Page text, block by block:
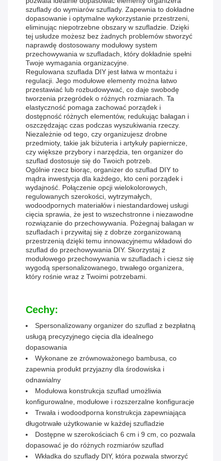
szuflady do wymiarów szuflady. Zapewnia to dokładne
dopasowanie i optymalne wykorzystanie przestrzeni,
eliminując niepotrzebne obszary w szufladzie. Dzięki
tej usłudze możesz bez żadnych problemów stworzyć
naprawdę dostosowany modułowy system
przechowywania w szufladach, który dokładnie spełni
Twoje wymagania organizacyjne.
Regulowana szuflada DIY jest łatwa w montażu i
regulacji. Jego modułowe elementy można łatwo
przestawiać lub rozbudowywać, co daje swobodę
tworzenia przegródek o różnych rozmiarach. Ta
elastyczność pomaga zachować porządek i
dostępność różnych elementów, redukując bałagan i
oszczędzając czas podczas wyszukiwania rzeczy.
Niezależnie od tego, czy organizujesz drobne
przedmioty, takie jak biżuteria i artykuły papiernicze,
czy większe przybory i narzędzia, ten organizer do
szuflad dostosuje się do Twoich potrzeb.
Ogólnie rzecz biorąc, organizer do szuflad DIY to
mądra inwestycja dla każdego, kto ceni porządek i
wydajność. Połączenie opcji wielokolorowych,
regulowanych szerokości, wytrzymałych,
wodoodpornych materiałów i niestandardowej usługi
cięcia sprawia, że ​​jest to wszechstronne i niezawodne
rozwiązanie do przechowywania. Pożegnaj bałagan w
szufladach i przywitaj się z dobrze zorganizowaną
przestrzenią dzięki temu innowacyjnemu wkładowi do
szuflad do przechowywania DIY. Skorzystaj z
modułowego przechowywania w szufladach i ciesz się
wygodą spersonalizowanego, trwałego organizera,
który rośnie wraz z Twoimi potrzebami.
Cechy:
Spersonalizowany organizer do szuflad z bezpłatną
usługą precyzyjnego cięcia dla idealnego
dopasowania
Wykonane ze zrównoważonego bambusa, co
zapewnia produkt przyjazny dla środowiska i
odnawialny
Modułowa konstrukcja szuflad umożliwia
konfigurowalne, modułowe i rozszerzalne konfiguracje
Trwała i wodoodporna konstrukcja zapewniająca
długotrwałe użytkowanie w każdej szufladzie
Dostępne w szerokościach 6 cm i 9 cm, co pozwala
dopasować je do różnych rozmiarów szuflad
Wkładka do szuflady DIY, która pozwala stworzyć